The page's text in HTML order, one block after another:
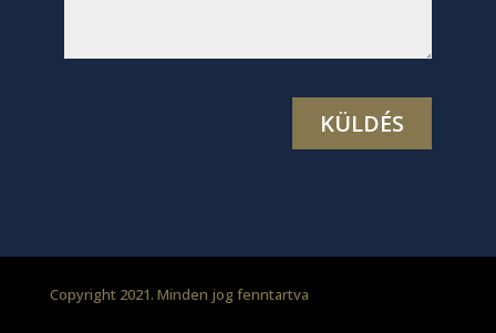
Copyright 2021. Minden jog fenntartva